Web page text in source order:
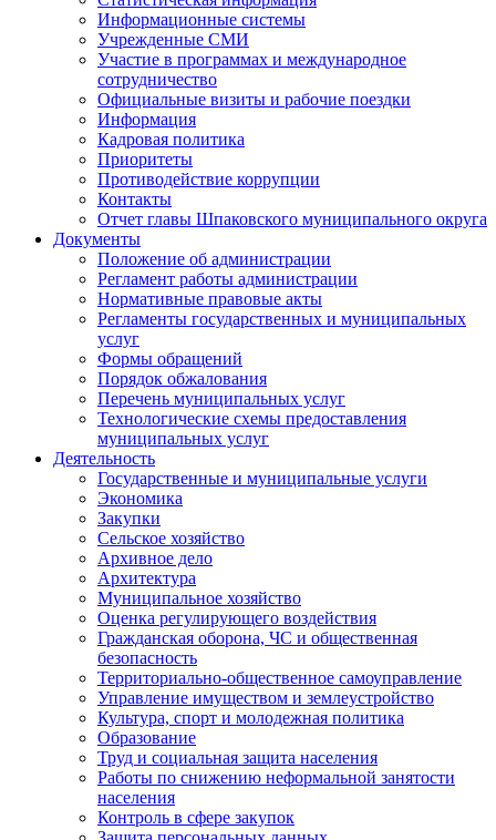
Информационные системы
Учрежденные СМИ
Участие в программах и международное
сотрудничество
Официальные визиты и рабочие поездки
Информация
Кадровая политика
Приоритеты
Противодействие коррупции
Контакты
Отчет главы Шпаковского муниципального округа
Документы
Положение об администрации
Регламент работы администрации
Нормативные правовые акты
Регламенты государственных и муниципальных
услуг
Формы обращений
Порядок обжалования
Перечень муниципальных услуг
Технологические схемы предоставления
муниципальных услуг
Деятельность
Государственные и муниципальные услуги
Экономика
Закупки
Сельское хозяйство
Архивное дело
Архитектура
Муниципальное хозяйство
Оценка регулирующего воздействия
Гражданская оборона, ЧС и общественная
безопасность
Территориально-общественное самоуправление
Управление имуществом и землеустройство
Культура, спорт и молодежная политика
Образование
Труд и социальная защита населения
Работы по снижению неформальной занятости
населения
Контроль в сфере закупок